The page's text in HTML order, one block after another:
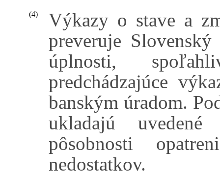
(4)
Výkazy o stave a
preveruje
úplnosti,
predchádzajúce
banským úradom.
ukladajú
pôsobnosti
nedostatkov.